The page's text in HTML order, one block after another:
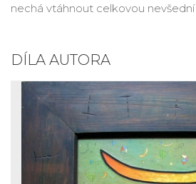
nechá vtáhnout celkovou
DÍLA AUTORA